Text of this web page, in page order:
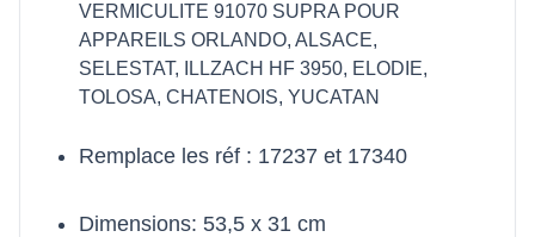
VERMICULITE 91070 SUPRA POUR
APPAREILS ORLANDO, ALSACE,
SELESTAT, ILLZACH HF 3950, ELODIE,
TOLOSA, CHATENOIS, YUCATAN
Remplace les réf : 17237 et 17340
Dimensions: 53,5 x 31 cm